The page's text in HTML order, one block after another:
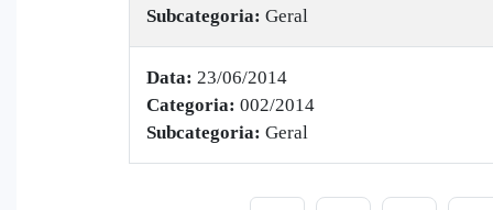
Subcategoria: Geral
Data: 23/06/2014
Categoria: 002/2014
Subcategoria: Geral